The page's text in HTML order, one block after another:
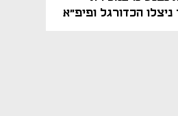
ניצלו הכדורגל ופיפ"א